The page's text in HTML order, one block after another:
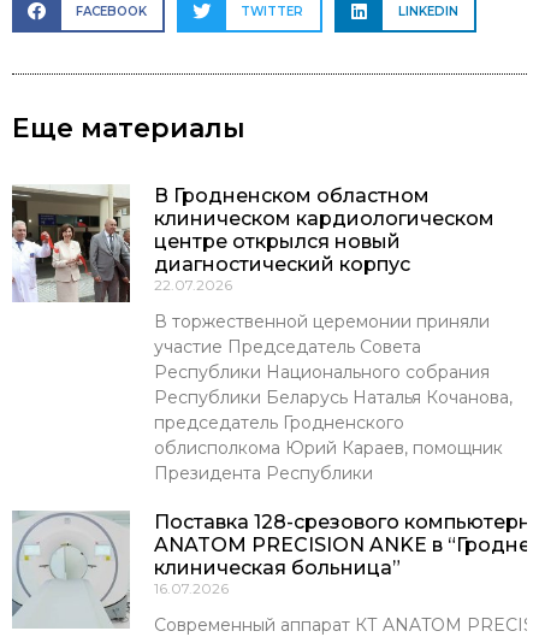
FACEBOOK TWITTER LINKEDIN
Еще материалы
В Гродненском областном
клиническом кардиологическом
центре открылся новый
диагностический корпус
22.07.2026
В торжественной церемонии приняли
участие Председатель Совета
Республики Национального собрания
Республики Беларусь Наталья Кочанова,
председатель Гродненского
облисполкома Юрий Караев, помощник
Президента Республики
Поставка 128-срезового
ANATOM PRECISION ANKE в
клиническая больница”
16.07.2026
Современный аппарат КТ ANATOM